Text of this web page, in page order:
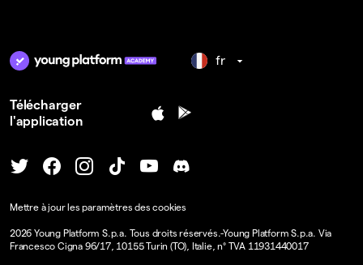
fr
Télécharger
l'application
2026 Young Platform S.p.a. Tous droits réservés.-Young Platform S.p.a. Via
Francesco Cigna 96/17, 10155 Turin (TO), Italie, n° TVA 11931440017
Mettre à jour les paramètres des cookies